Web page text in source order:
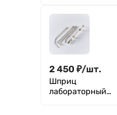
90 мм
2 450 ₽/шт.
Шприц
лабораторный